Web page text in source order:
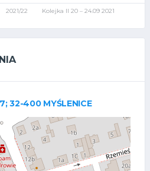
2021/22 Kolejka II 20 – 24.09 2021
32-400 MYŚLENICE